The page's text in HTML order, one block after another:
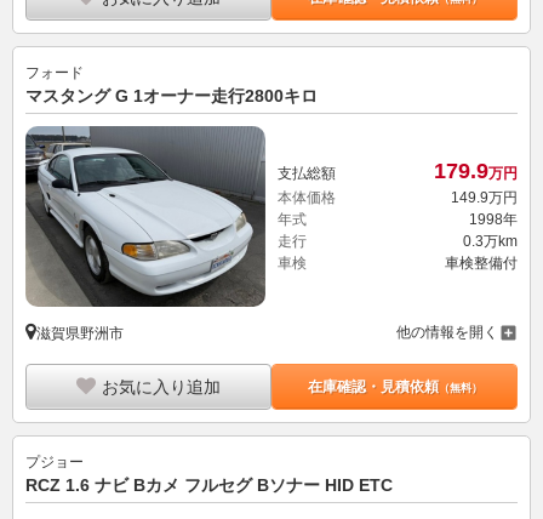
フォード
マスタング G 1オーナー走行2800キロ
支払総額 179.9万円
本体価格
149.9万円
年式
1998年
走行
0.3万km
車検
車検整備付
滋賀県野洲市 他の情報を開く
お気に入り追加 在庫確認・見積依頼（無料）
プジョー
RCZ 1.6 ナビ Bカメ フルセグ Bソナー HID ETC